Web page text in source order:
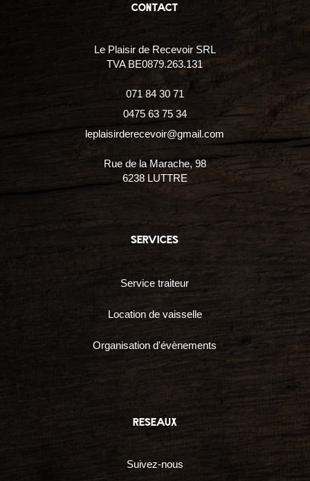
contact
Le Plaisir de Recevoir SRL
TVA BE0879.263.131
071 84 30 71
0475 63 75 34
leplaisirderecevoir@gmail.com
Rue de la Marache, 98
6238 LUTTRE
services
Service traiteur
Location de vaisselle
Organisation d'évènements
reseaux
Suivez-nous